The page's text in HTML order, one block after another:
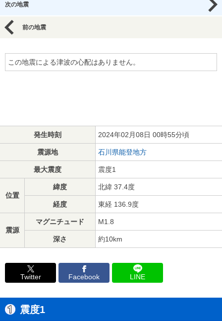
次の地震
前の地震
この地震による津波の心配はありません。
発生時刻 2024年02月08日 00時55分頃
震源地 石川県能登地方
最大震度 震度1
位置
緯度 北緯 37.4度
経度 東経 136.9度
震源
マグニチュード M1.8
深さ 約10km
Twitter Facebook LINE
震度1